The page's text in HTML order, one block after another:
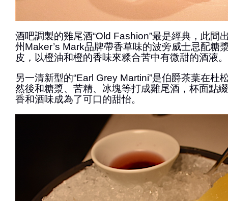
酒吧調製的雞尾酒“Old Fashion”最是經典，此間
州Maker’s Mark品牌帶香草味的波旁威士忌配糖
皮，以橙油和橙的香味來糅合苦中有微甜的酒液。
另一清新型的“Earl Grey Martini”是伯爵茶葉在杜
然後和糖漿、苦精、冰塊等打成雞尾酒，杯面點
香和酒味成為了可口的甜怡。